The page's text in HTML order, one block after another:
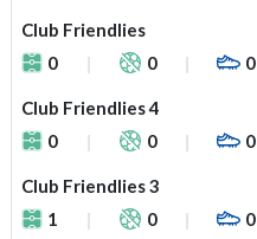
Club Friendlies
0
0 0
Club Friendlies 4
0
0 0
Club Friendlies 3
1
0 0